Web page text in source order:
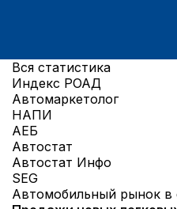
Вся статистика
Индекс РОАД
Автомаркетолог
НАПИ
АЕБ
Автостат
Автостат Инфо
SEG
Автомобильный рынок в